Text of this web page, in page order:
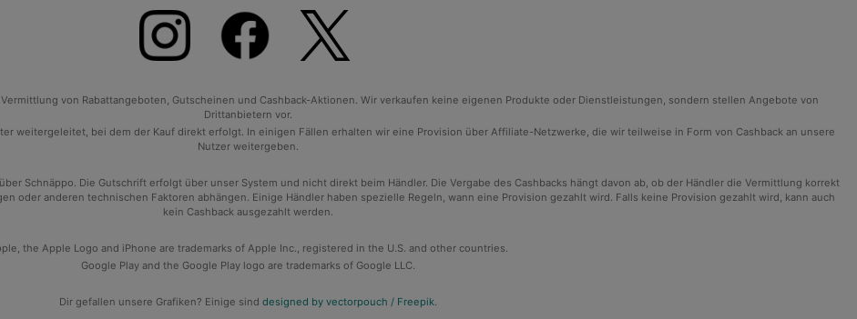
von Rabattangeboten, Gutscheinen und Cashback-Aktionen. Wir verkaufen keine eigenen Produkte oder Dienstleistungen, sondern stellen Angebote von
Drittanbietern vor.
weitergeleitet, bei dem der Kauf direkt erfolgt. In einigen Fällen erhalten wir eine Provision über Affiliate-Netzwerke, die wir teilweise in Form von Cashback an unsere
Nutzer weitergeben.
Schnäppo. Die Gutschrift erfolgt über unser System und nicht direkt beim Händler. Die Vergabe des Cashbacks hängt davon ab, ob der Händler die Vermittlung korrekt
oder anderen technischen Faktoren abhängen. Einige Händler haben spezielle Regeln, wann eine Provision gezahlt wird. Falls keine Provision gezahlt wird, kann auch
kein Cashback ausgezahlt werden.
the Apple Logo and iPhone are trademarks of Apple Inc., registered in the U.S. and other countries.
Google Play and the Google Play logo are trademarks of Google LLC.
Dir gefallen unsere Grafiken? Einige sind designed by vectorpouch / Freepik.